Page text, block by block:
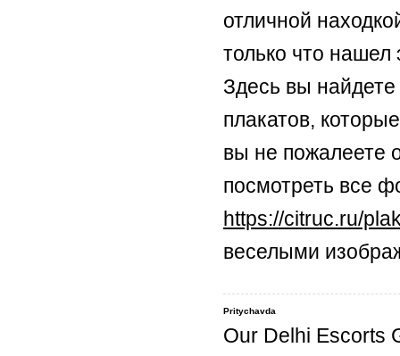
отличной
только что нашел
Здесь вы
плакатов,
вы не пожалеете
посмотреть все
https://citruc.ru/
веселыми
Pritychavda
Our Delhi Escorts